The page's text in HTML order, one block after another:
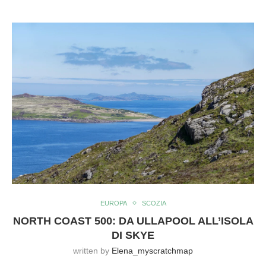
EUROPA SCOZIA
NORTH COAST 500: DA ULLAPOOL ALL’ISOLA
DI SKYE
written by Elena_myscratchmap